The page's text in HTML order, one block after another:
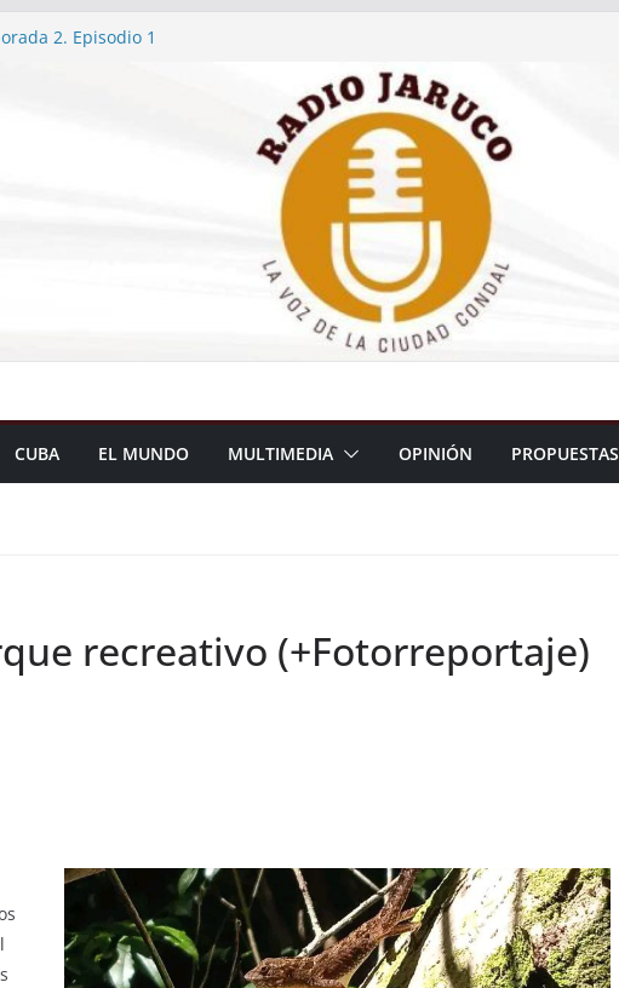
2. Episodio 2
en Jaruco reforma de contenedor en vivienda
conquista su primera medalla en el Atletismo de
Domingo 2026… y tiene sello jaruqueño
CUBA EL MUNDO MULTIMEDIA OPINIÓN PROPUESTAS
recreativo (+Fotorreportaje)